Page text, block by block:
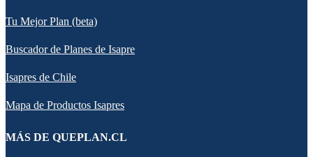
Tu Mejor Plan (beta)
Buscador de Planes de Isapre
Isapres de Chile
Mapa de Productos Isapres
MÁS DE QUEPLAN.CL